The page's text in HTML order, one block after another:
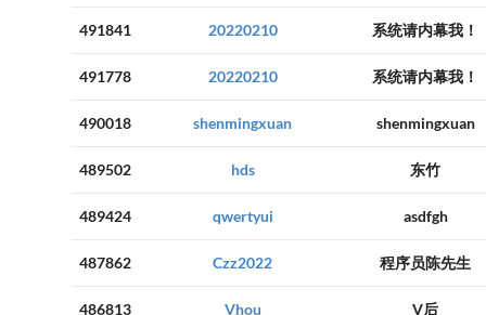
491841 20220210 系统请内幕我！
491778 20220210 系统请内幕我！
490018 shenmingxuan shenmingxuan
489502 hds 东竹
489424 qwertyui asdfgh
487862 Czz2022 程序员陈先生
486813 Vhou V后